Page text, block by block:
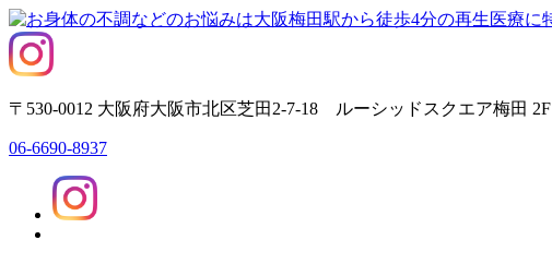
〒530-0012 大阪府大阪市北区芝田2-7-18 ルーシッドスクエア梅田 2F
06-6690-8937